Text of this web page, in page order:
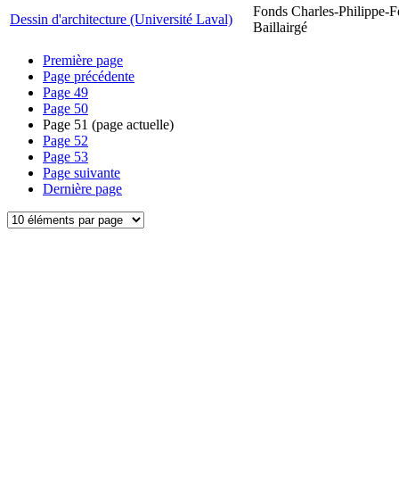
Dessin d'architecture (Université Laval)
Fonds Charles-Philippe-
Baillairgé
Première page
Page précédente
Page 49
Page 50
Page 51 (page actuelle)
Page 52
Page 53
Page suivante
Dernière page